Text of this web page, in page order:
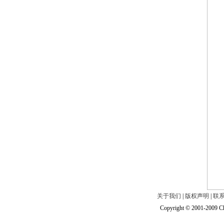
关于我们 版权声明
联
Copyright © 2001-2009